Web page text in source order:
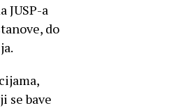
a
do
se bave